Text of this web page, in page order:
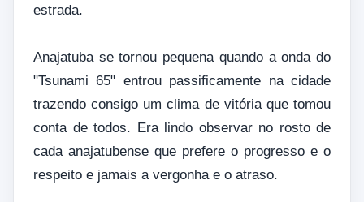
estrada.
Anajatuba se tornou pequena quando a onda do
"Tsunami 65" entrou passificamente na cidade
trazendo consigo um clima de vitória que tomou
conta de todos. Era lindo observar no rosto de
cada anajatubense que prefere o progresso e o
respeito e jamais a vergonha e o atraso.